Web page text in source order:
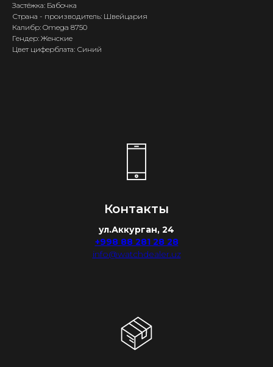
Застёжка: Бабочка
Страна - производитель: Швейцария
Калибр: Omega 8750
Гендер: Женские
Цвет циферблата: Синий
Контакты
ул.Аккурган, 24
+998 88 281 28 28
info@watchdealer.uz